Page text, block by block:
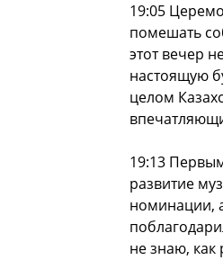
19:05
помешать
этот вечер
настоящую
целом
19:13
развитие
номинации,
не знаю, как